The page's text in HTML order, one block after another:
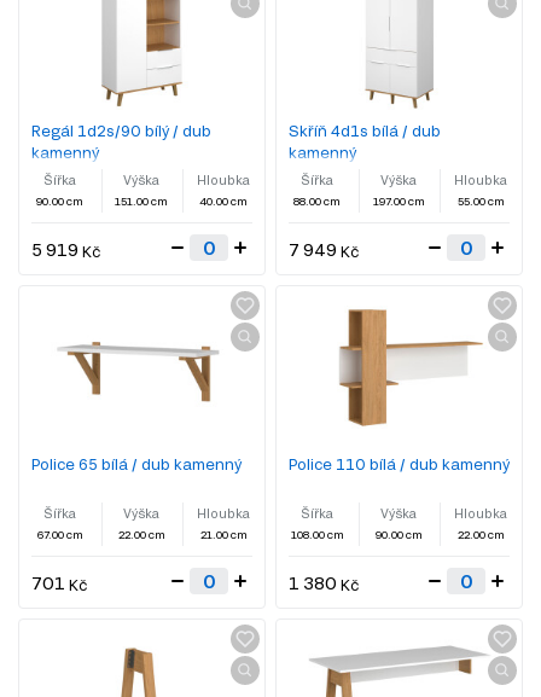
Regál 1d2s/90 bílý / dub
kamenný
Šířka
90.00 cm
Výška
151.00 cm
Hloubka
40.00 cm
5 919 Kč
Skříň 4d1s bílá / dub
kamenný
Šířka
88.00 cm
Výška
197.00 cm
Hloubka
55.00 cm
7 949 Kč
Police 65 bílá / dub kamenný
Šířka
67.00 cm
Výška
22.00 cm
Hloubka
21.00 cm
701 Kč
Police 110 bílá / dub kamenný
Šířka
108.00 cm
Výška
90.00 cm
Hloubka
22.00 cm
1 380 Kč